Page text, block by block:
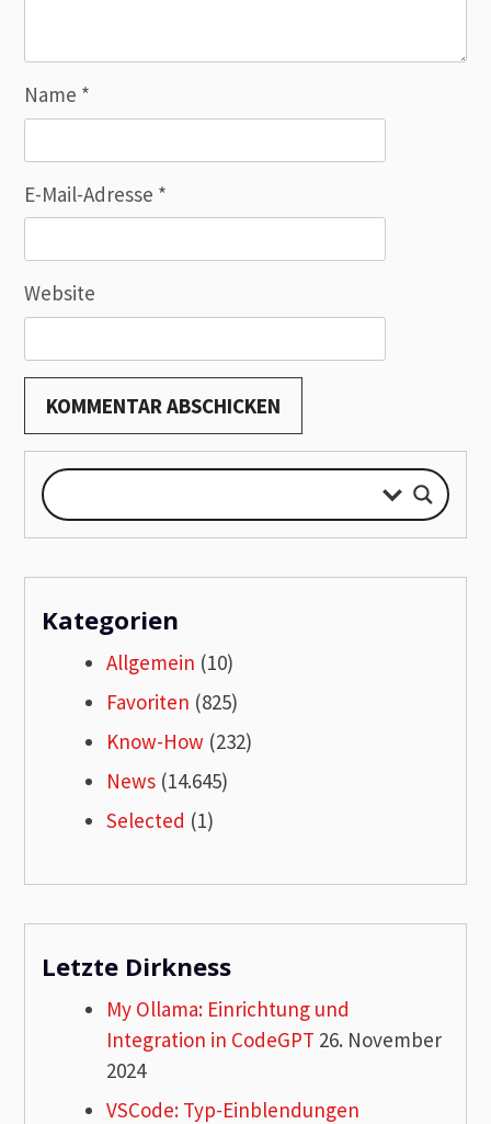
Name *
E-Mail-Adresse *
Website
Kategorien
Allgemein (10)
Favoriten (825)
Know-How (232)
News (14.645)
Selected (1)
Letzte Dirkness
My Ollama: Einrichtung und
Integration in CodeGPT 26. November
2024
VSCode: Typ-Einblendungen